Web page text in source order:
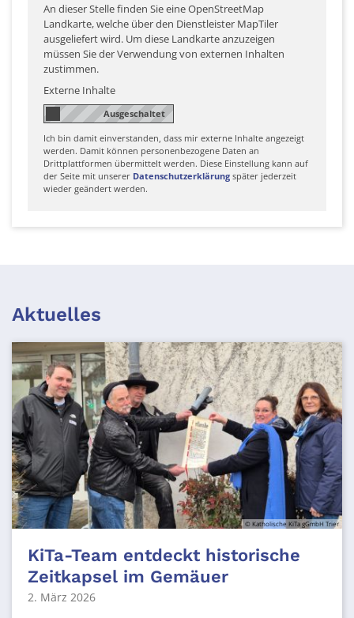
An dieser Stelle finden Sie eine OpenStreetMap
Landkarte, welche über den Dienstleister MapTiler
ausgeliefert wird. Um diese Landkarte anzuzeigen
müssen Sie der Verwendung von externen Inhalten
zustimmen.
Externe Inhalte
Ich bin damit einverstanden, dass mir externe Inhalte angezeigt
werden. Damit können personenbezogene Daten an
Drittplattformen übermittelt werden. Diese Einstellung kann auf
der Seite mit unserer Datenschutzerklärung später jederzeit
wieder geändert werden.
Aktuelles
© Katholische KiTa gGmbH Trier
KiTa-Team entdeckt historische
Zeitkapsel im Gemäuer
2. März 2026